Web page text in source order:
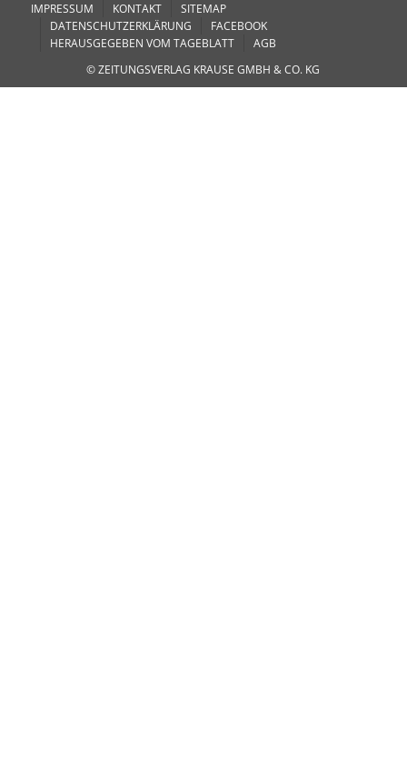
IMPRESSUM KONTAKT
SITEMAP
DATENSCHUTZERKLÄRUNG
FACEBOOK
HERAUSGEGEBEN VOM TAGEBLATT
AGB
© ZEITUNGSVERLAG KRAUSE GMBH & CO. KG